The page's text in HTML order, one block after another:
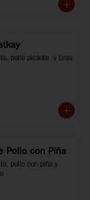
pollo picante  y tiras
Pollo con Piña
pollo con piña y